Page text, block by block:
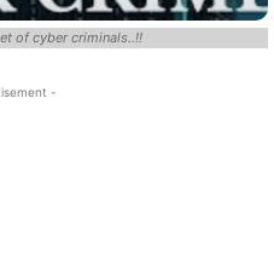
of cyber criminals..!!
-